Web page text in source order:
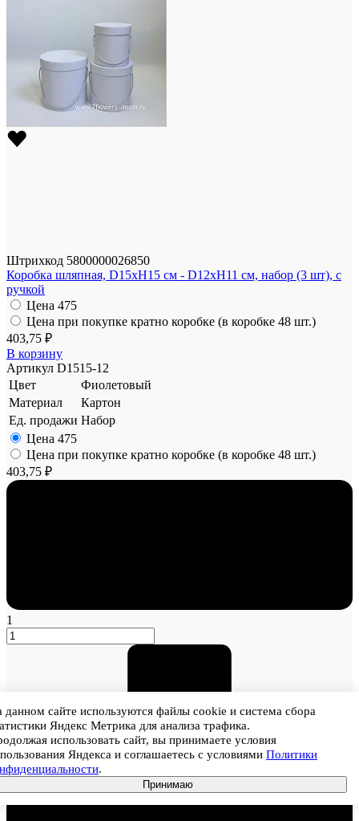
Штрихкод 5800000026850
Коробка шляпная, D15xH15 см - D12xH11 см, набор (3 шт), с
ручкой
Цена 475
Цена при покупке кратно коробке (в коробке 48 шт.)
403,75 ₽
В корзину
Артикул D1515-12
Цвет
Фиолетовый
Материал
Картон
Ед. продажи Набор
Цена 475
Цена при покупке кратно коробке (в коробке 48 шт.)
403,75 ₽
1
данном сайте используются файлы cookie и система сбора
Яндекс Метрика для анализа трафика.
использовать сайт, вы принимаете условия
Яндекса и соглашаетесь с условиями Политики
.
Принимаю